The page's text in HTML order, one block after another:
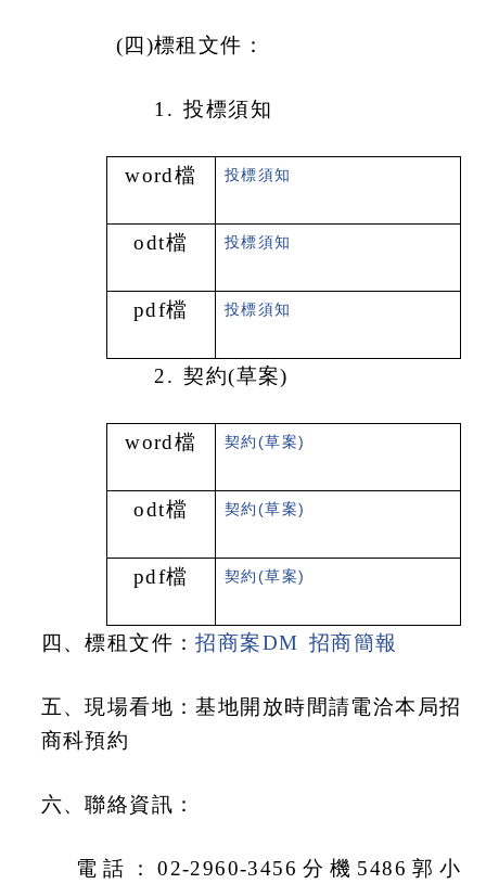
(四)標租文件：
1.投標須知
word檔 投標須知
odt檔 投標須知
pdf檔 投標須知
2.契約(草案)
word檔 契約(草案)
odt檔 契約(草案)
pdf檔 契約(草案)
四、標租文件：招商案DM 招商簡報
五、現場看地：基地開放時間請電洽本局招
商科預約
六、聯絡資訊：
電話：02-2960-3456分機5486郭小